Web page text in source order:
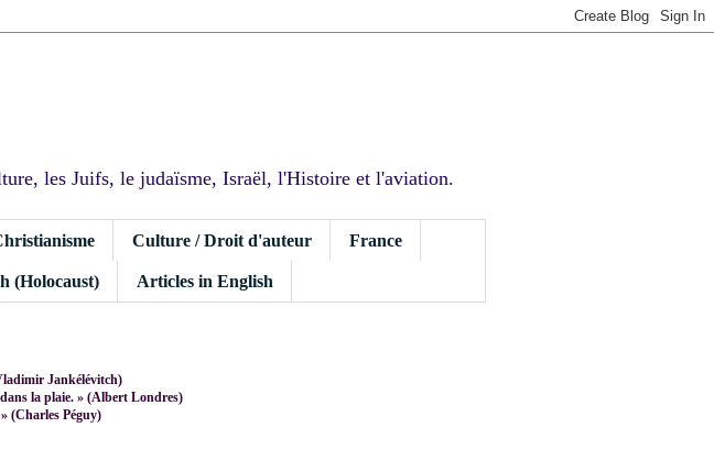
les Juifs, le judaïsme, Israël, l'Histoire et l'aviation.
Culture / Droit d'auteur France
(Holocaust) Articles in English
Jankélévitch)
la plaie. » (Albert Londres)
(Charles Péguy)